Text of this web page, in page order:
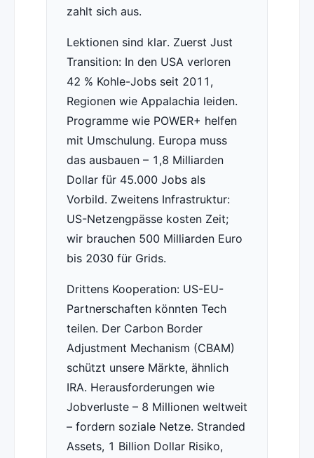
zahlt sich aus.
Lektionen sind klar. Zuerst Just
Transition: In den USA verloren
42 % Kohle-Jobs seit 2011,
Regionen wie Appalachia leiden.
Programme wie POWER+ helfen
mit Umschulung. Europa muss
das ausbauen – 1,8 Milliarden
Dollar für 45.000 Jobs als
Vorbild. Zweitens Infrastruktur:
US-Netzengpässe kosten Zeit;
wir brauchen 500 Milliarden Euro
bis 2030 für Grids.
Drittens Kooperation: US-EU-
Partnerschaften könnten Tech
teilen. Der Carbon Border
Adjustment Mechanism (CBAM)
schützt unsere Märkte, ähnlich
IRA. Herausforderungen wie
Jobverluste – 8 Millionen weltweit
– fordern soziale Netze. Stranded
Assets, 1 Billion Dollar Risiko,